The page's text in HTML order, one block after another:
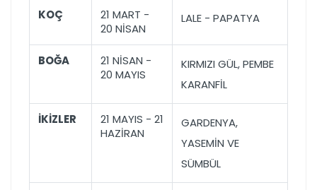
KOÇ
21 MART -
20 NİSAN
LALE - PAPATYA
BOĞA
21 NİSAN -
20 MAYIS
KIRMIZI GÜL, PEMBE
KARANFİL
İKİZLER
21 MAYIS - 21
HAZİRAN
GARDENYA,
YASEMİN VE
SÜMBÜL